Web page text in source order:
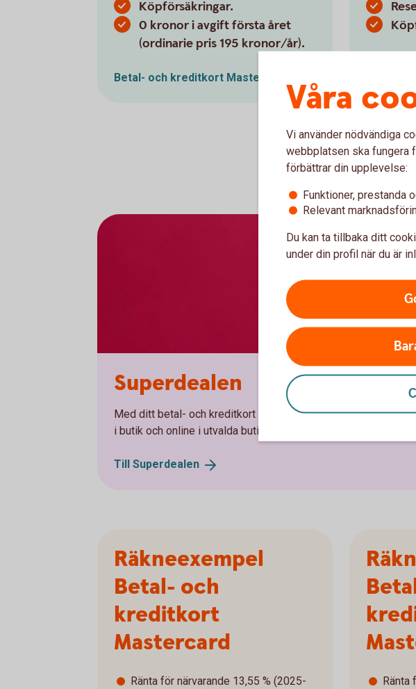
Köpförsäkringar.
0 kronor i avgift första året
(ordinarie pris 195 kronor/år).
Betal- och kreditkort Mastercard
Superdealen
Med ditt betal- och kreditkort Mastercard har du tillgång till
i butik och online i utvalda butiker. Och det utöver butikens
Till Superdealen
Räkneexempel
Betal- och
kreditkort
Mastercard
Ränta för närvarande 13,55 % (2025-
Ränta
Våra
Vi använder nödvändiga
webbplatsen ska fungera
förbättrar din upplevelse:
Funktioner, prestanda
Relevant
Du kan ta tillbaka ditt
under din profil när du är